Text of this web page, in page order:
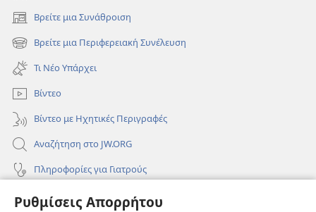
Ρυθμίσεις Απορρήτου
Βρείτε μια Συνάθροιση
(ανοίγει
νέο
παράθυρο)
Βρείτε μια Περιφερειακή Συνέλευση
(ανοίγει
νέο
παράθυρο)
Τι Νέο Υπάρχει
Βίντεο
Βίντεο με Ηχητικές Περιγραφές
Αναζήτηση στο JW.ORG
Πληροφορίες για Γιατρούς
Πληροφορίες για Επίσημους Φορείς και ΜΜΕ